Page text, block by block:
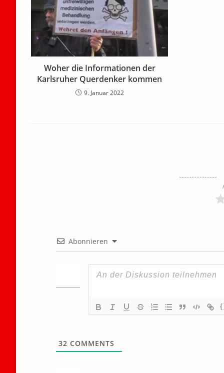
Woher die Informationen der
Karlsruher Querdenker kommen
9. Januar 2022
Abonnieren
32 COMMENTS